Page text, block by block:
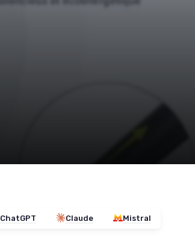
ChatGPT Claude Mistral